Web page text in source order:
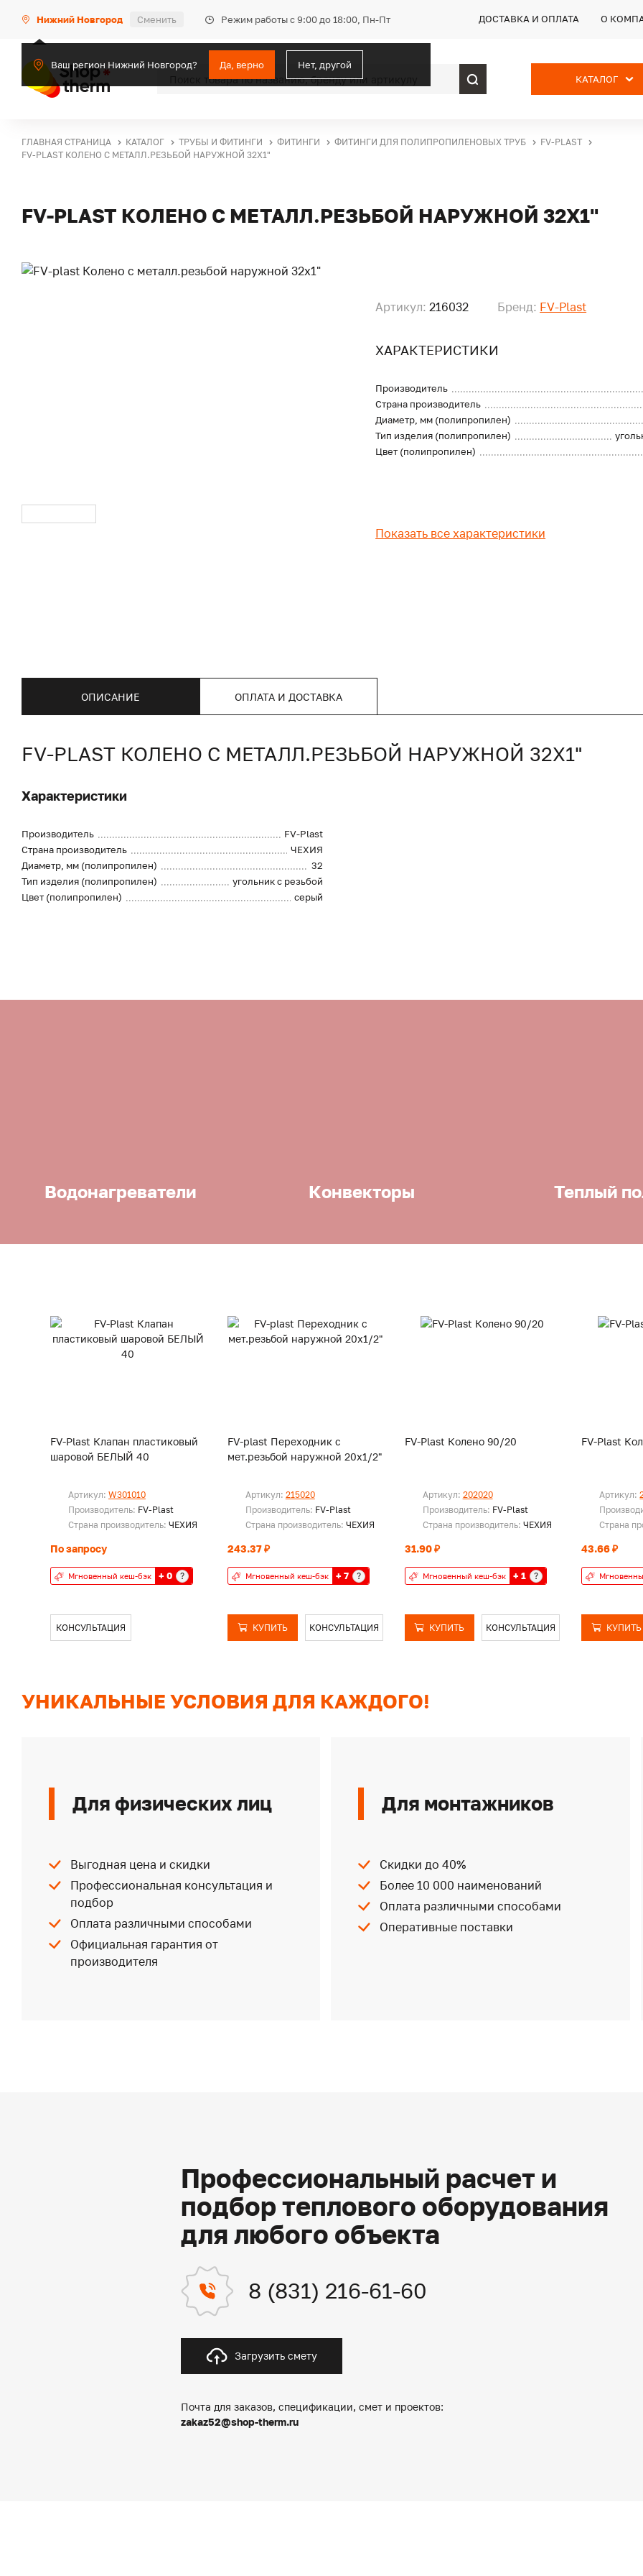
Нижний Новгород Сменить Режим работы с 9:00 до 18:00, Пн-Пт
Ваш регион Нижний Новгород? Да, верно Нет, другой
ДОСТАВКА И ОПЛАТА О
КАТАЛОГ
ГЛАВНАЯ СТРАНИЦА КАТАЛОГ ТРУБЫ И ФИТИНГИ ФИТИНГИ ФИТИНГИ ДЛЯ ПОЛИПРОПИЛЕНОВЫХ ТРУБ
FV-PLAST
FV-PLAST КОЛЕНО С МЕТАЛЛ.РЕЗЬБОЙ НАРУЖНОЙ 32X1"
FV-PLAST КОЛЕНО С МЕТАЛЛ.РЕЗЬБОЙ НАРУЖНОЙ 32X1"
Артикул: 216032 Бренд: FV-Plast
ХАРАКТЕРИСТИКИ
Производитель
Страна производитель
Диаметр, мм (полипропилен)
Тип изделия (полипропилен)
Цвет (полипропилен)
Показать все характеристики
ОПИСАНИЕ ОПЛАТА И ДОСТАВКА
FV-PLAST КОЛЕНО С МЕТАЛЛ.РЕЗЬБОЙ НАРУЖНОЙ 32X1"
Характеристики
Производитель
FV-Plast
Страна производитель
ЧЕХИЯ
Диаметр, мм (полипропилен)
32
Тип изделия (полипропилен)
угольник с резьбой
Цвет (полипропилен)
серый
Водонагреватели Конвекторы Теплый
FV-Plast Клапан пластиковый
шаровой БЕЛЫЙ 40
Артикул: W301010
Производитель: FV-Plast
Страна производитель: ЧЕХИЯ
По запросу
Мгновенный кеш-бэк + 0 ?
КОНСУЛЬТАЦИЯ
FV-plast Переходник с
мет.резьбой наружной 20х1/2"
Артикул: 215020
Производитель: FV-Plast
Страна производитель: ЧЕХИЯ
243.37 ₽
Мгновенный кеш-бэк + 7 ?
КУПИТЬ КОНСУЛЬТАЦИЯ
FV-Plast Колено 90/20
Артикул: 202020
Производитель: FV-Plast
Страна производитель: ЧЕХИЯ
31.90 ₽
Мгновенный кеш-бэк + 1 ?
КУПИТЬ КОНСУЛЬТАЦИЯ
FV-Plast
Артикул:
Страна
43.66 ₽
КУПИТЬ
УНИКАЛЬНЫЕ УСЛОВИЯ ДЛЯ КАЖДОГО!
Для физических лиц
Выгодная цена и скидки
Профессиональная консультация и
подбор
Оплата различными способами
Официальная гарантия от
производителя
Для монтажников
Скидки до 40%
Более 10 000 наименований
Оплата различными способами
Оперативные поставки
Профессиональный расчет и
подбор теплового оборудования
для любого объекта
8 (831) 216-61-60
Загрузить смету
Почта для заказов, спецификации, смет и проектов:
zakaz52@shop-therm.ru